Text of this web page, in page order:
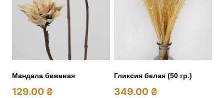
Мандала бежевая
129.00 ₴
Гликсия белая (50 гр.)
349.00 ₴